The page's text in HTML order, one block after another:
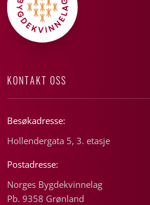
KONTAKT OSS
Besøkadresse:
Hollendergata 5, 3. etasje
Postadresse:
Norges Bygdekvinnelag
Pb. 9358 Grønland